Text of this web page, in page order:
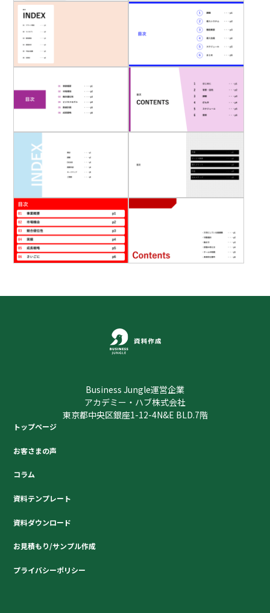
Business Jungle運営企業
アカデミー・ハブ株式会社
東京都中央区銀座1-12-4N&E BLD.7階
トップページ
お客さまの声
コラム
資料テンプレート
資料ダウンロード
お見積もり/サンプル作成
プライバシーポリシー